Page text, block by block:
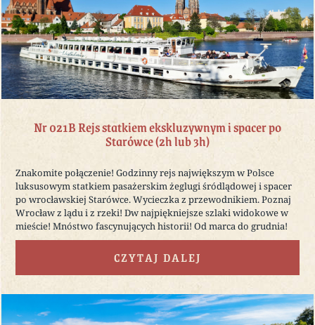
Nr 021B Rejs statkiem ekskluzywnym i spacer po
Starówce (2h lub 3h)
Znakomite połączenie! Godzinny rejs największym w Polsce
luksusowym statkiem pasażerskim żeglugi śródlądowej i spacer
po wrocławskiej Starówce. Wycieczka z przewodnikiem. Poznaj
Wrocław z lądu i z rzeki! Dw najpiękniejsze szlaki widokowe w
mieście! Mnóstwo fascynujących historii! Od marca do grudnia!
CZYTAJ DALEJ